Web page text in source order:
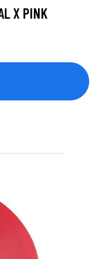
X PINK